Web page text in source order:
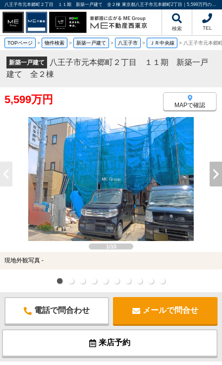
八王子市元本郷町２丁目 １１期 新築一戸建て 全２棟 東京都八王子市元本郷町2丁目｜5,599万円の新築一戸建て｜分譲住宅や新築物件｜ME不動産西東京
検索 TEL
TOPページ > 物件検索 > 新築一戸建て > 八王子市 > ＪＲ中央線 > 八王子市元本
新築一戸建て
八王子市元本郷町２丁目 １１期 新築一戸
建て 全２棟
5,599万円 MAPで確認
1/10
現地外観写真 -
電話で問合わせ メールで問合せ
来店予約